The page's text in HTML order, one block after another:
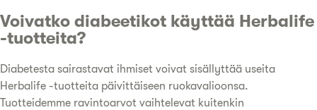
Voivatko diabeetikot käyttää Herbalife
-tuotteita?
Diabetesta sairastavat ihmiset voivat sisällyttää useita
Herbalife -tuotteita päivittäiseen ruokavalioonsa.
Tuotteidemme ravintoarvot vaihtelevat kuitenkin